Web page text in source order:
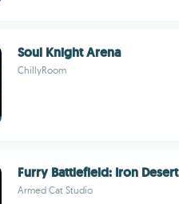
Soul Knight Arena
ChillyRoom
Furry Battlefield: Iron Desert
Armed Cat Studio